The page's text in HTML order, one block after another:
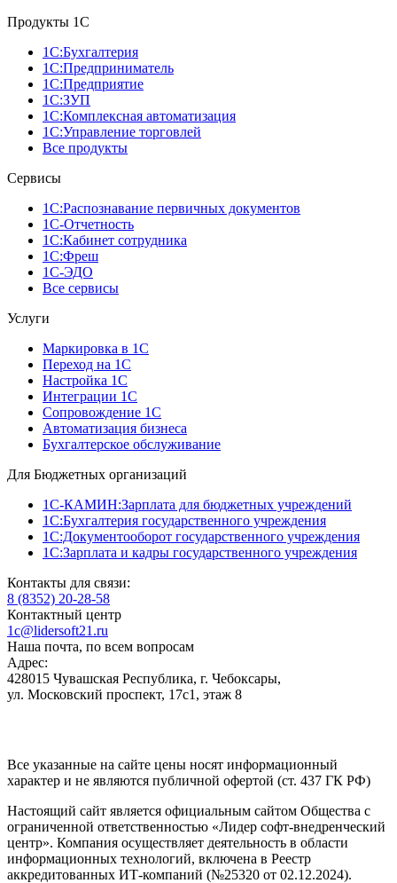
Продукты 1C
1С:Бухгалтерия
1С:Предприниматель
1С:Предприятие
1С:ЗУП
1С:Комплексная автоматизация
1С:Управление торговлей
Все продукты
Сервисы
1С:Распознавание первичных документов
1С-Отчетность
1С:Кабинет сотрудника
1С:Фреш
1С-ЭДО
Все сервисы
Услуги
Маркировка в 1С
Переход на 1С
Настройка 1С
Интеграции 1С
Сопровождение 1С
Автоматизация бизнеса
Бухгалтерское обслуживание
Для Бюджетных организаций
1С-КАМИН:Зарплата для бюджетных учреждений
1С:Бухгалтерия государственного учреждения
1С:Документооборот государственного учреждения
1С:Зарплата и кадры государственного учреждения
Контакты для связи:
8 (8352) 20-28-58
Контактный центр
1c@lidersoft21.ru
Наша почта, по всем вопросам
Адрес:
428015 Чувашская Республика, г. Чебоксары,
ул. Московский проспект, 17с1, этаж 8
Все указанные на сайте цены носят информационный
характер и не являются публичной офертой (ст. 437 ГК РФ)
Настоящий сайт является официальным сайтом Общества с
ограниченной ответственностью «Лидер софт-внедренческий
центр». Компания осуществляет деятельность в области
информационных технологий, включена в Реестр
аккредитованных ИТ-компаний (№25320 от 02.12.2024).